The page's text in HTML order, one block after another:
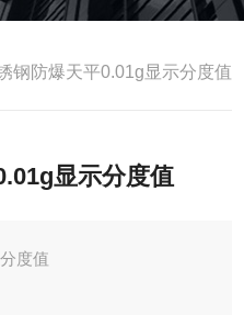
钢防爆天平0.01g显示分度值
显示分度值
度值